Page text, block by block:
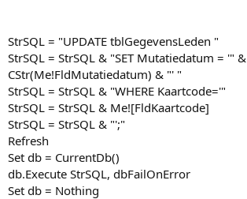
StrSQL = "UPDATE tblGegevensLeden "
StrSQL = StrSQL & "SET Mutatiedatum = '" &
CStr(Me!FldMutatiedatum) & "' "
StrSQL = StrSQL & "WHERE Kaartcode='"
StrSQL = StrSQL & Me![FldKaartcode]
StrSQL = StrSQL & "';"
Refresh
Set db = CurrentDb()
db.Execute StrSQL, dbFailOnError
Set db = Nothing